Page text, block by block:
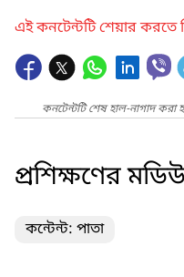
এই কনটেন্টটি শেয়ার
কনটেন্টটি শেষ হাল-নাগাদ
প্রশিক্ষণের
কন্টেন্ট: পাতা